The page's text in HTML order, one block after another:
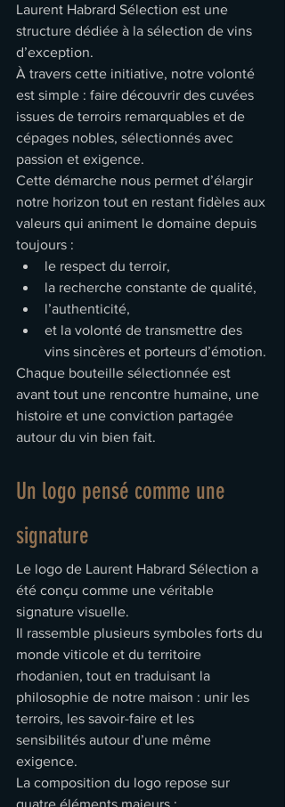
Laurent Habrard Sélection est une
structure dédiée à la sélection de vins
d’exception.
À travers cette initiative, notre volonté
est simple : faire découvrir des cuvées
issues de terroirs remarquables et de
cépages nobles, sélectionnés avec
passion et exigence.
Cette démarche nous permet d’élargir
notre horizon tout en restant fidèles aux
valeurs qui animent le domaine depuis
toujours :
le respect du terroir,
la recherche constante de qualité,
l’authenticité,
et la volonté de transmettre des
vins sincères et porteurs d’émotion.
Chaque bouteille sélectionnée est
avant tout une rencontre humaine, une
histoire et une conviction partagée
autour du vin bien fait.
Un logo pensé comme une
signature
Le logo de Laurent Habrard Sélection a
été conçu comme une véritable
signature visuelle.
Il rassemble plusieurs symboles forts du
monde viticole et du territoire
rhodanien, tout en traduisant la
philosophie de notre maison : unir les
terroirs, les savoir-faire et les
sensibilités autour d’une même
exigence.
La composition du logo repose sur